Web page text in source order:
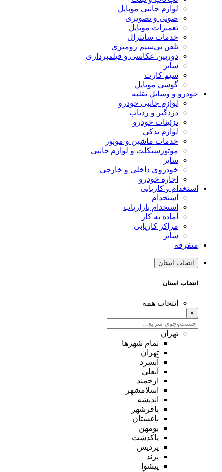
لوازم جانبی موبایل
صوتی و تصویری
تعمیرات موبایل
خدمات سانترال
تلفن بی‌سیم رومیزی
دوربین عکاسی و فیلمبرداری
سایر
سیم کارت
گوشی موبایل
خودرو و وسایل نقلیه
لوازم جانبی خودرو
دزدگیر و ردیاب
تزئینات خودرو
لوازم یدکی
خدمات ماشین و موتور
موتورسیکلت و لوازم جانبی
سایر
خودروی داخلی و خارجی
اجاره خودرو
استخدام و کاریابی
استخدام
استخدام بازاریاب
آماده به کار
مراکز کاریابی
سایر
متفرقه
انتخاب استان
انتخاب استان
انتخاب همه
×
تهران
تمام شهر‌ها
تهران
آبسرد
آبعلی
ارجمند
اسلامشهر
اندیشه
باقرشهر
باغستان
بومهن
پاکدشت
پردیس
پرند
پیشوا